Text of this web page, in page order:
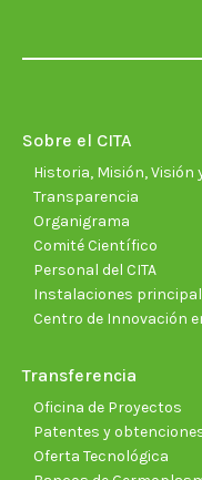
Sobre el CITA
Historia, Misión, Visión
Transparencia
Organigrama
Comité Científico
Personal del CITA
Instalaciones
Centro de Innovación
Transferencia
Oficina de Proyectos
Patentes y
Oferta Tecnológica